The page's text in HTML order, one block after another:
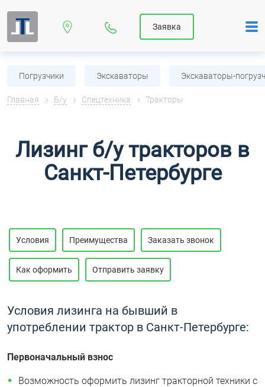
Заявка
Погрузчики Экскаваторы Экскаваторы-
Главная Б/у Спецтехника Тракторы
Лизинг б/у тракторов в
Санкт-Петербурге
Условия Преимущества Заказать звонок
Как оформить Отправить заявку
Условия лизинга на бывший в
употреблении трактор в Санкт-Петербурге:
Первоначальный взнос
Возможность оформить лизинг тракторной техники с